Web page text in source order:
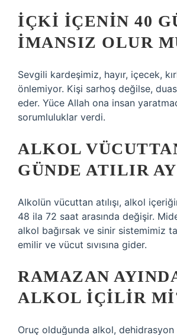
İÇKI IÇENIN 40
IMANSIZ OLUR
Sevgili kardeşimiz, hayır, içecek,
önlemiyor. Kişi sarhoş değilse,
eder. Yüce Allah ona insan
sorumluluklar verdi.
ALKOL
GÜNDE ATILIR
Alkolün vücuttan atılışı, alkol
48 ila 72 saat arasında değişir.
alkol bağırsak ve sinir sistemimiz
emilir ve vücut sıvısına gider.
RAMAZAN
ALKOL IÇILIR
Oruç olduğunda alkol,